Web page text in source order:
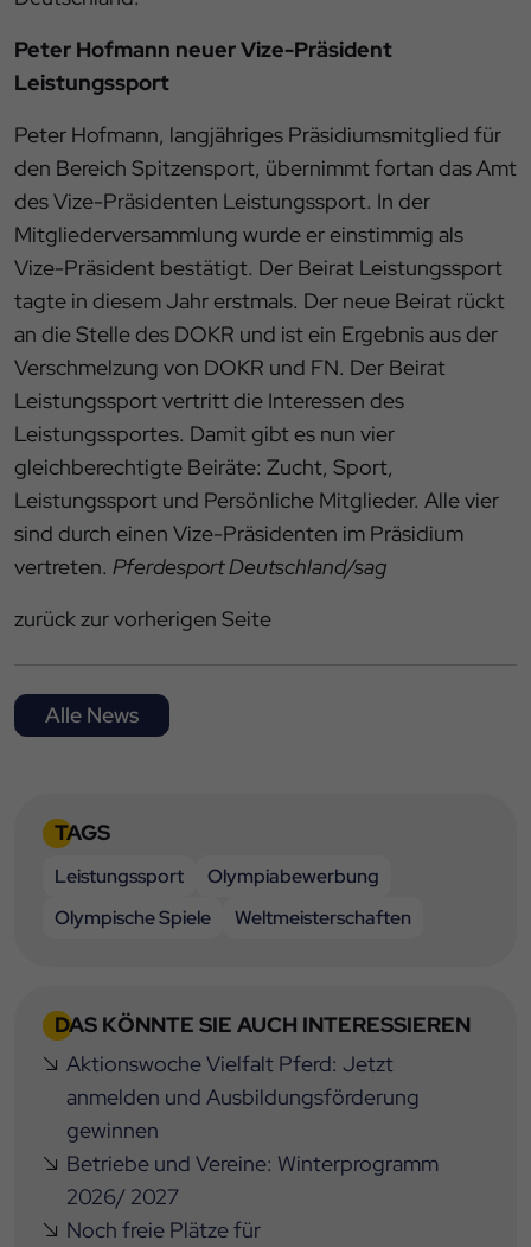
Peter Hofmann neuer Vize-Präsident
Leistungssport
Peter Hofmann, langjähriges Präsidiumsmitglied für
den Bereich Spitzensport, übernimmt fortan das Amt
des Vize-Präsidenten Leistungssport. In der
Mitgliederversammlung wurde er einstimmig als
Vize-Präsident bestätigt. Der Beirat Leistungssport
tagte in diesem Jahr erstmals. Der neue Beirat rückt
an die Stelle des DOKR und ist ein Ergebnis aus der
Verschmelzung von DOKR und FN. Der Beirat
Leistungssport vertritt die Interessen des
Leistungssportes. Damit gibt es nun vier
gleichberechtigte Beiräte: Zucht, Sport,
Leistungssport und Persönliche Mitglieder. Alle vier
sind durch einen Vize-Präsidenten im Präsidium
vertreten. Pferdesport Deutschland/sag
zurück zur vorherigen Seite
Alle News
TAGS
Leistungssport
Olympiabewerbung
Olympische Spiele
Weltmeisterschaften
DAS KÖNNTE SIE AUCH INTERESSIEREN
Aktionswoche Vielfalt Pferd: Jetzt
anmelden und Ausbildungsförderung
gewinnen
Betriebe und Vereine: Winterprogramm
2026/ 2027
Noch freie Plätze für